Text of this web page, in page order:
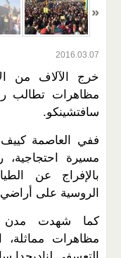
2016.03.07
خرج الآلاف من
مظاهرات تطالب
سافتشينكو.
ففي العاصمة
مسيرة احتجاجية،
بالإفراج عن
الروسية على أراضي
كما شهدت مدن
مظاهرات مماثلة،